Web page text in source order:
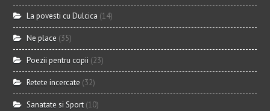
La povesti cu Dulcica (14)
Ne place (35)
Poezii pentru copii (23)
Retete incercate (32)
Sanatate si Sport (10)